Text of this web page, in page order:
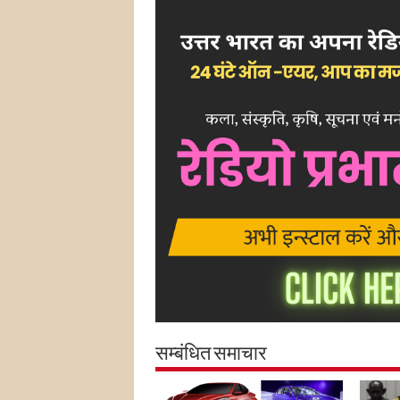
सम्बंधित समाचार